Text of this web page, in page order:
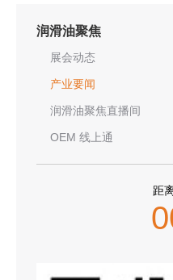
润滑油聚焦
展会动态
产业要闻
润滑油聚焦直播间
OEM 线上通
距